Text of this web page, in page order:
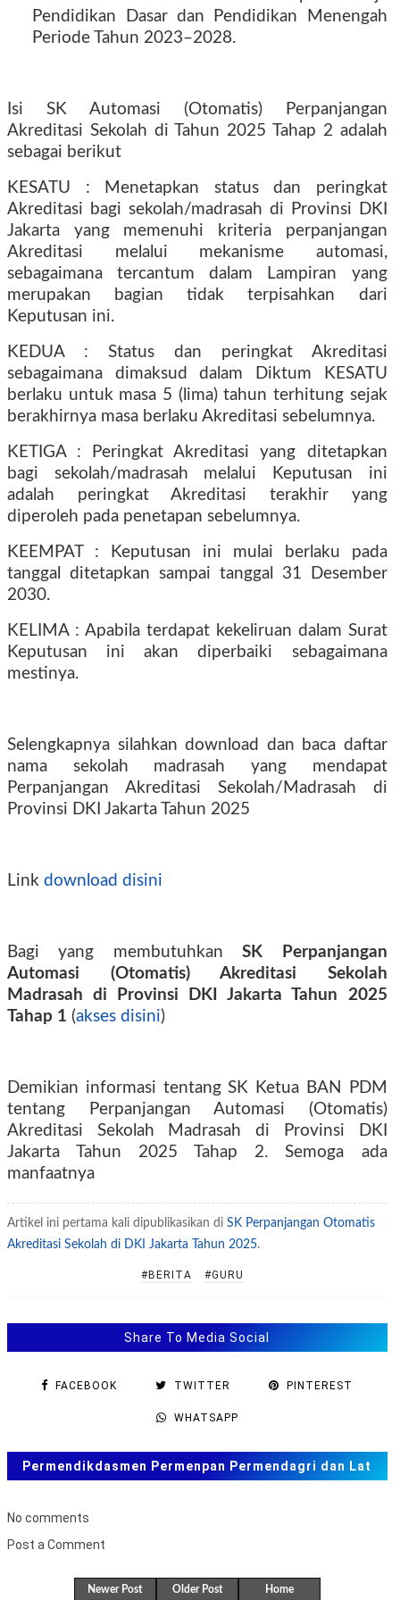
Pendidikan Dasar dan Pendidikan Menengah
Periode Tahun 2023–2028.
Isi SK Automasi (Otomatis) Perpanjangan
Akreditasi Sekolah di Tahun 2025 Tahap 2 adalah
sebagai berikut
KESATU : Menetapkan status dan peringkat
Akreditasi bagi sekolah/madrasah di Provinsi DKI
Jakarta yang memenuhi kriteria perpanjangan
Akreditasi melalui mekanisme automasi,
sebagaimana tercantum dalam Lampiran yang
merupakan bagian tidak terpisahkan dari
Keputusan ini.
KEDUA : Status dan peringkat Akreditasi
sebagaimana dimaksud dalam Diktum KESATU
berlaku untuk masa 5 (lima) tahun terhitung sejak
berakhirnya masa berlaku Akreditasi sebelumnya.
KETIGA : Peringkat Akreditasi yang ditetapkan
bagi sekolah/madrasah melalui Keputusan ini
adalah peringkat Akreditasi terakhir yang
diperoleh pada penetapan sebelumnya.
KEEMPAT : Keputusan ini mulai berlaku pada
tanggal ditetapkan sampai tanggal 31 Desember
2030.
KELIMA : Apabila terdapat kekeliruan dalam Surat
Keputusan ini akan diperbaiki sebagaimana
mestinya.
Selengkapnya silahkan download dan baca daftar
nama sekolah madrasah yang mendapat
Perpanjangan Akreditasi Sekolah/Madrasah di
Provinsi DKI Jakarta Tahun 2025
Link download disini
Bagi yang membutuhkanSK Perpanjangan
Automasi (Otomatis) Akreditasi Sekolah
Madrasah di Provinsi DKI Jakarta Tahun 2025
Tahap 1 (akses disini)
Demikian informasi tentang SK Ketua BAN PDM
tentang Perpanjangan Automasi (Otomatis)
Akreditasi Sekolah Madrasah di Provinsi DKI
Jakarta Tahun 2025 Tahap 2. Semoga ada
manfaatnya
Artikel ini pertama kali dipublikasikan di SK Perpanjangan Otomatis
Akreditasi Sekolah di DKI Jakarta Tahun 2025.
#BERITA #GURU
Share To Media Social
FACEBOOK TWITTER PINTEREST
WHATSAPP
Permendikdasmen Permenpan Permendagri dan Lat
No comments
Post a Comment
Newer Post Older Post Home